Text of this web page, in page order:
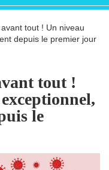
tout ! Un niveau
depuis le premier jour
tout !
le